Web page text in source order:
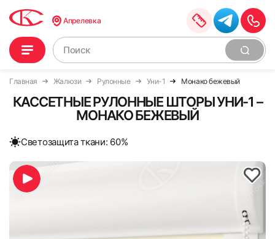
Апрелевка
Главная Жалюзи Рулонные Уни-1 Монако бежевый
КАССЕТНЫЕ РУЛОННЫЕ ШТОРЫ УНИ-1 –
МОНАКО БЕЖЕВЫЙ
Cветозащита ткани: 60%